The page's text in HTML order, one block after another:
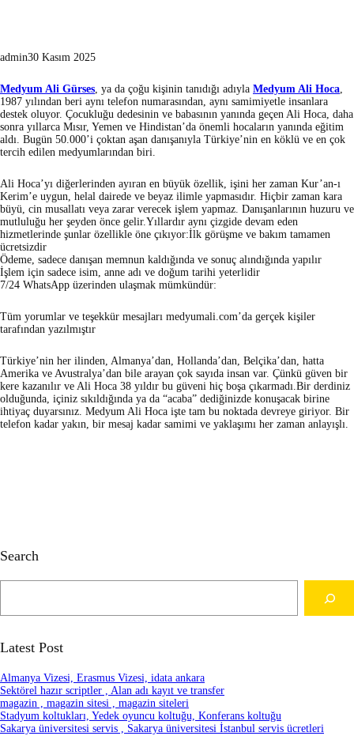
admin30 Kasım 2025
Medyum Ali Gürses, ya da çoğu kişinin tanıdığı adıyla Medyum Ali Hoca,
1987 yılından beri aynı telefon numarasından, aynı samimiyetle insanlara
destek oluyor. Çocukluğu dedesinin ve babasının yanında geçen Ali Hoca, daha
sonra yıllarca Mısır, Yemen ve Hindistan’da önemli hocaların yanında eğitim
aldı. Bugün 50.000’i çoktan aşan danışanıyla Türkiye’nin en köklü ve en çok
tercih edilen medyumlarından biri.
Ali Hoca’yı diğerlerinden ayıran en büyük özellik, işini her zaman Kur’an-ı
Kerim’e uygun, helal dairede ve beyaz ilimle yapmasıdır. Hiçbir zaman kara
büyü, cin musallatı veya zarar verecek işlem yapmaz. Danışanlarının huzuru ve
mutluluğu her şeyden önce gelir.Yıllardır aynı çizgide devam eden
hizmetlerinde şunlar özellikle öne çıkıyor:İlk görüşme ve bakım tamamen
ücretsizdir
Ödeme, sadece danışan memnun kaldığında ve sonuç alındığında yapılır
İşlem için sadece isim, anne adı ve doğum tarihi yeterlidir
7/24 WhatsApp üzerinden ulaşmak mümkündür:
Tüm yorumlar ve teşekkür mesajları medyumali.com’da gerçek kişiler
tarafından yazılmıştır
Türkiye’nin her ilinden, Almanya’dan, Hollanda’dan, Belçika’dan, hatta
Amerika ve Avustralya’dan bile arayan çok sayıda insan var. Çünkü güven bir
kere kazanılır ve Ali Hoca 38 yıldır bu güveni hiç boşa çıkarmadı.Bir derdiniz
olduğunda, içiniz sıkıldığında ya da “acaba” dediğinizde konuşacak birine
ihtiyaç duyarsınız. Medyum Ali Hoca işte tam bu noktada devreye giriyor. Bir
telefon kadar yakın, bir mesaj kadar samimi ve yaklaşımı her zaman anlayışlı.
Search
h
Latest Post
Almanya Vizesi, Erasmus Vizesi, idata ankara
Sektörel hazır scriptler , Alan adı kayıt ve transfer
magazin , magazin sitesi , magazin siteleri
Stadyum koltukları, Yedek oyuncu koltuğu, Konferans koltuğu
Sakarya üniversitesi servis , Sakarya üniversitesi İstanbul servis ücretleri